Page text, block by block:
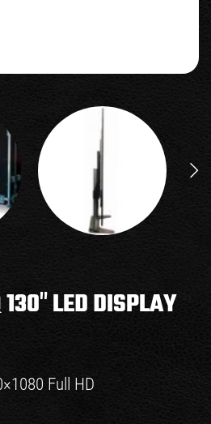
LED DISPLAY
Full HD